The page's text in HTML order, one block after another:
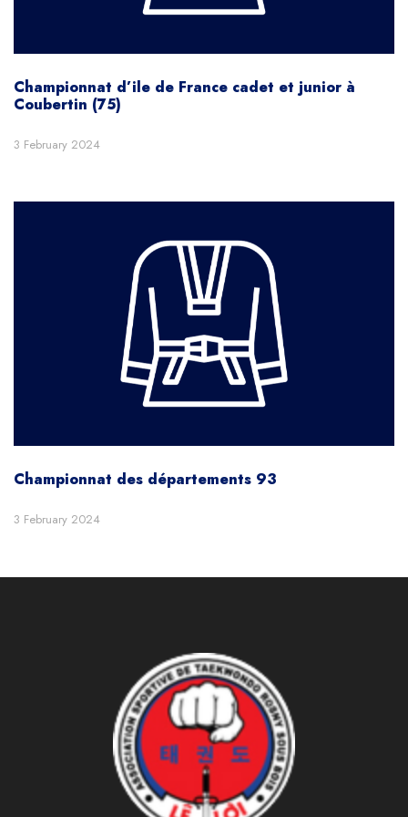
Championnat d’ile de France cadet et junior à
Coubertin (75)
3 February 2024
Championnat des départements 93
3 February 2024